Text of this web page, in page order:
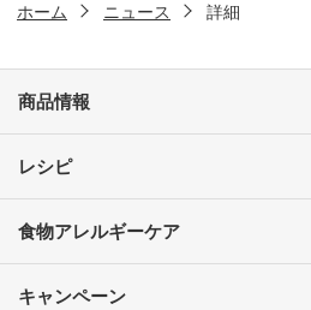
ホーム ニュース 詳細
商品情報
レシピ
食物アレルギーケア
キャンペーン